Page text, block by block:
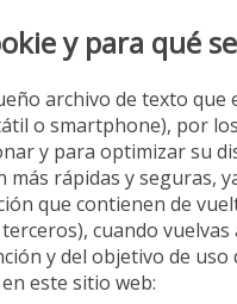
y para qué
archivo de texto
o smartphone), por
y para optimizar su
más rápidas y seguras,
que contienen de
cuando
y del objetivo de
este sitio web: